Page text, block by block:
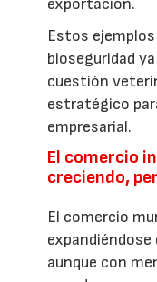
exportación.
Estos
bioseguridad
cuestión
estratégico
empresarial.
El comercio
creciendo,
El comercio
expandiéndose
aunque con